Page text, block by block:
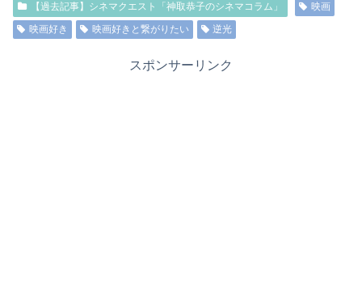
【過去記事】シネマクエスト「神取恭子のシネマコラム」
映画
映画好き
映画好きと繋がりたい 逆光
スポンサーリンク